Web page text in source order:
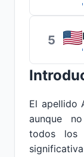
5
El apellido
aunque
todos los